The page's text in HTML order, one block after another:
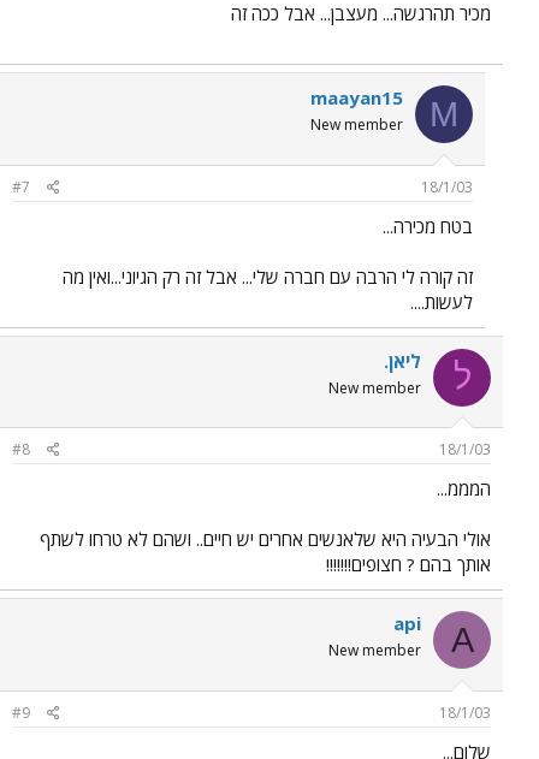
מכיר תהרגשה... מעצבן... אבל ככה זה
M
maayan15
New member
18/1/03
#7
בטח מכירה...
זה קורה לי הרבה עם חברה שלי... אבל זה רק הגיוני...ואין מה
לעשות....
ל ליאן.
New member
18/1/03
#8
המממ...
אולי הבעיה היא שלאנשים אחרים יש חיים.. ושהם לא טרחו לשתף
אותך בהם ? חצופים!!!!!!!
A
api
New member
18/1/03
#9
שלום...